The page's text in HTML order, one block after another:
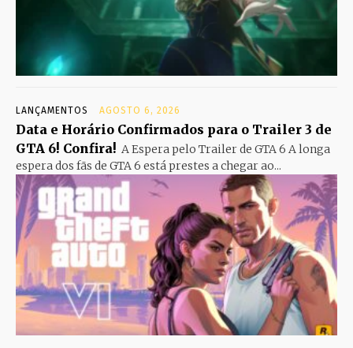
LANÇAMENTOS AGOSTO 6, 2026
Data e Horário Confirmados para o Trailer 3 de
GTA 6! Confira! A Espera pelo Trailer de GTA 6 A longa
espera dos fãs de GTA 6 está prestes a chegar ao...